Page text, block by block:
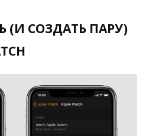
(И СОЗДАТЬ ПАРУ)